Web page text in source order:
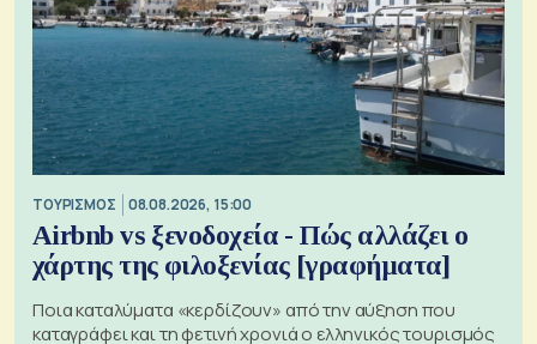
ΤΟΥΡΙΣΜΟΣ 08.08.2026, 15:00
Airbnb vs ξενοδοχεία - Πώς αλλάζει ο
χάρτης της φιλοξενίας [γραφήματα]
Ποια καταλύματα «κερδίζουν» από την αύξηση που
καταγράφει και τη φετινή χρονιά ο ελληνικός τουρισμός